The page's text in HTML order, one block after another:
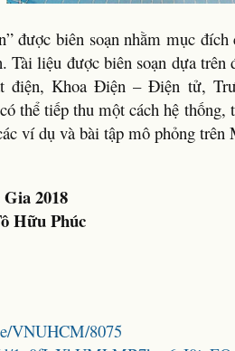
được biên soạn nhằm mục
Tài liệu được biên soạn dựa
điện, Khoa Điện – Điện tử,
thể tiếp thu một cách hệ
ví dụ và bài tập mô phỏng
2018
Hữu Phúc
VNUHCM/8075